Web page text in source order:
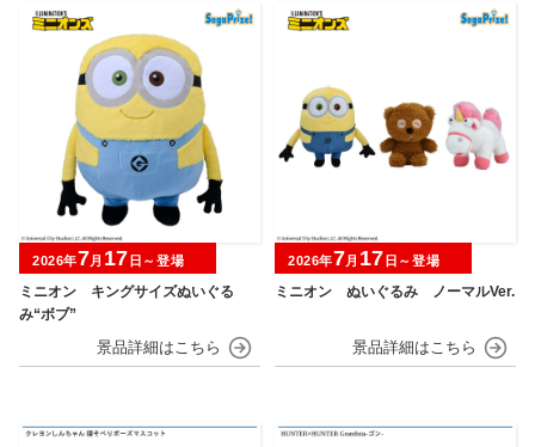
ミニオン キングサイズぬいぐる
み“ボブ”
2026年7月 17 日～登場
ミニオン ぬいぐるみ ノーマルVer.
2026年7月 17 日～登場